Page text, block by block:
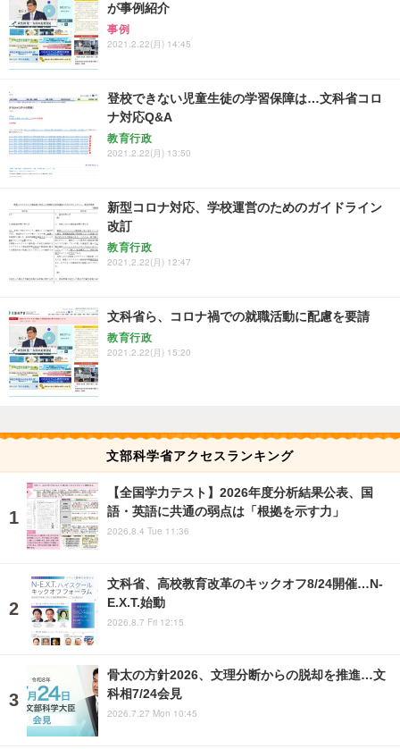
が事例紹介
事例
2021.2.22(月) 14:45
登校できない児童生徒の学習保障は…文科省コロ
ナ対応Q&A
教育行政
2021.2.22(月) 13:50
新型コロナ対応、学校運営のためのガイドライン
改訂
教育行政
2021.2.22(月) 12:47
文科省ら、コロナ禍での就職活動に配慮を要請
教育行政
2021.2.22(月) 15:20
文部科学省アクセスランキング
【全国学力テスト】2026年度分析結果公表、国
語・英語に共通の弱点は「根拠を示す力」
2026.8.4 Tue 11:36
文科省、高校教育改革のキックオフ8/24開催…N-
E.X.T.始動
2026.8.7 Fri 12:15
骨太の方針2026、文理分断からの脱却を推進…文
科相7/24会見
2026.7.27 Mon 10:45